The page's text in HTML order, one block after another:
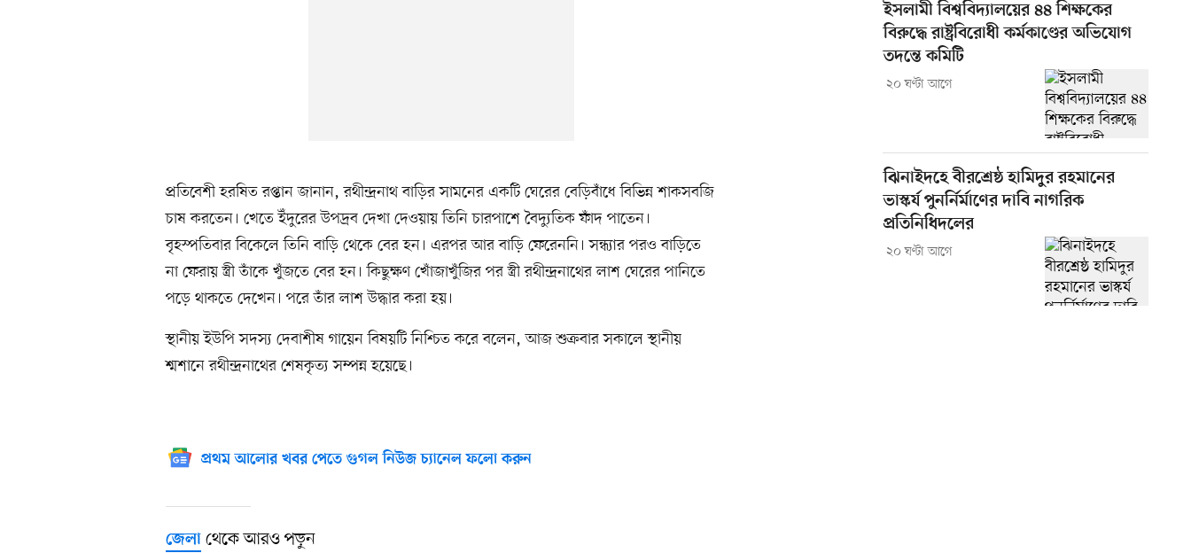
প্রতিবেশী হরষিত রপ্তান জানান, রথীন্দ্রনাথ বাড়ির সামনের একটি ঘেরের বেড়িবাঁধে বিভিন্ন শাকসবজি
চাষ করতেন। খেতে ইঁদুরের উপদ্রব দেখা দেওয়ায় তিনি চারপাশে বৈদ্যুতিক ফাঁদ পাতেন।
বৃহস্পতিবার বিকেলে তিনি বাড়ি থেকে বের হন। এরপর আর বাড়ি ফেরেননি। সন্ধ্যার পরও বাড়িতে
না ফেরায় স্ত্রী তাঁকে খুঁজতে বের হন। কিছুক্ষণ খোঁজাখুঁজির পর স্ত্রী রথীন্দ্রনাথের লাশ ঘেরের পানিতে
পড়ে থাকতে দেখেন। পরে তাঁর লাশ উদ্ধার করা হয়।
স্থানীয় ইউপি সদস্য দেবাশীষ গায়েন বিষয়টি নিশ্চিত করে বলেন, আজ শুক্রবার সকালে স্থানীয়
শ্মশানে রথীন্দ্রনাথের শেষকৃত্য সম্পন্ন হয়েছে।
প্রথম আলোর খবর পেতে গুগল নিউজ চ্যানেল ফলো করুন
জেলা থেকে আরও পড়ুন
ইসলামী বিশ্ববিদ্যালয়ের ৪৪ শিক্ষকের
বিরুদ্ধে রাষ্ট্রবিরোধী কর্মকাণ্ডের অভিযোগ
তদন্তে কমিটি
২০ ঘণ্টা আগে
ঝিনাইদহে বীরশ্রেষ্ঠ হামিদুর রহমানের
ভাস্কর্য পুনর্নির্মাণের দাবি নাগরিক
প্রতিনিধিদলের
২০ ঘণ্টা আগে